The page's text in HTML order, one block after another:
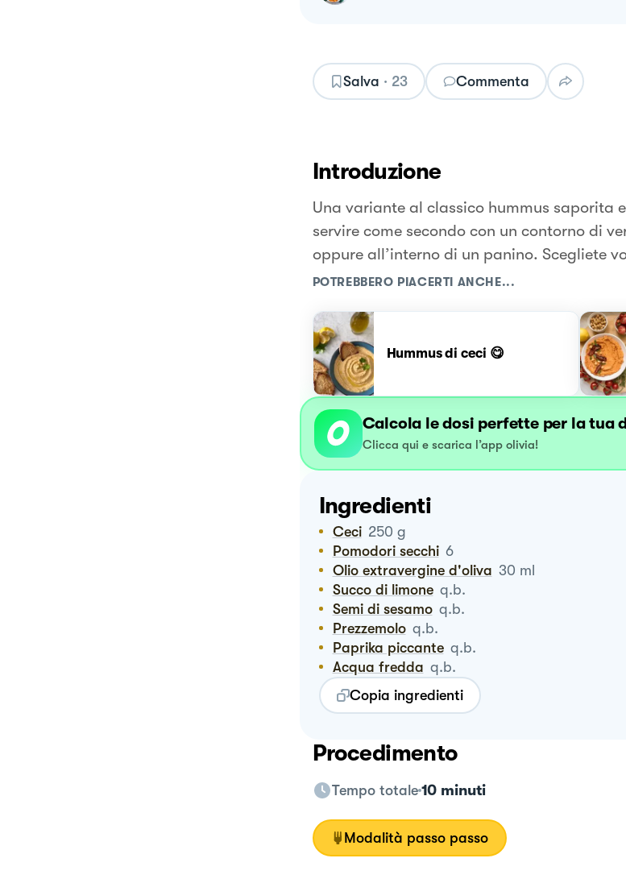
Salva · 23 Commenta
Introduzione
Una variante al classico hummus saporita
servire come secondo con un contorno di
oppure all’interno di un panino. Scegliete
POTREBBERO PIACERTI ANCHE...
Hummus di ceci 😋
Calcola le dosi perfette per la tua
Clicca qui e scarica l’app olivia!
Ingredienti
Ceci 250 g
Pomodori secchi 6
Olio extravergine d'oliva 30 ml
Succo di limone q.b.
Semi di sesamo q.b.
Prezzemolo q.b.
Paprika piccante q.b.
Acqua fredda q.b.
Copia ingredienti
Procedimento
Tempo totale 10 minuti
Modalità passo passo